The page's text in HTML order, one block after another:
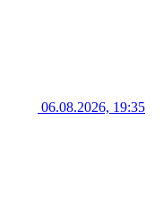
06.08.2026, 19:35